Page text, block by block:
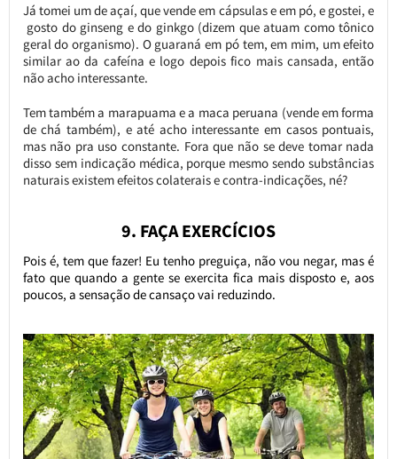
Já tomei um de açaí, que vende em cápsulas e em pó, e gostei, e
gosto do ginseng e do ginkgo (dizem que atuam como tônico
geral do organismo). O guaraná em pó tem, em mim, um efeito
similar ao da cafeína e logo depois fico mais cansada, então
não acho interessante.
Tem também a marapuama e a maca peruana (vende em forma
de chá também), e até acho interessante em casos pontuais,
mas não pra uso constante. Fora que não se deve tomar nada
disso sem indicação médica, porque mesmo sendo substâncias
naturais existem efeitos colaterais e contra-indicações, né?
9. FAÇA EXERCÍCIOS
Pois é, tem que fazer! Eu tenho preguiça, não vou negar, mas é
fato que quando a gente se exercita fica mais disposto e, aos
poucos, a sensação de cansaço vai reduzindo.